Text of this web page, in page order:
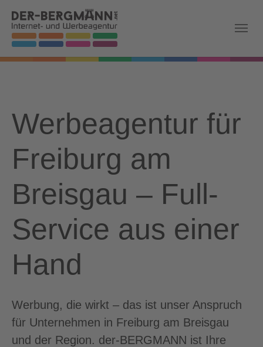
Skip to main navigation
Zum Hauptinhalt springen
Skip to page footer
Werbeagentur für
Freiburg am
Breisgau – Full-
Service aus einer
Hand
Werbung, die wirkt – das ist unser Anspruch
für Unternehmen in Freiburg am Breisgau
und der Region. der-BERGMANN ist Ihre